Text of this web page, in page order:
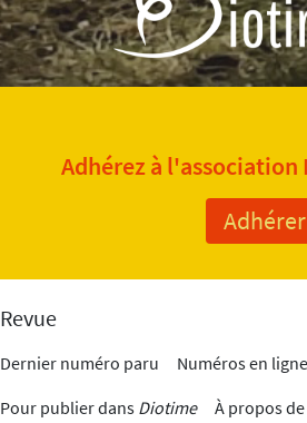
Adhérez à
Revue
Dernier numéro paru Numéros en ligne
Pour publier dans Diotime À propos